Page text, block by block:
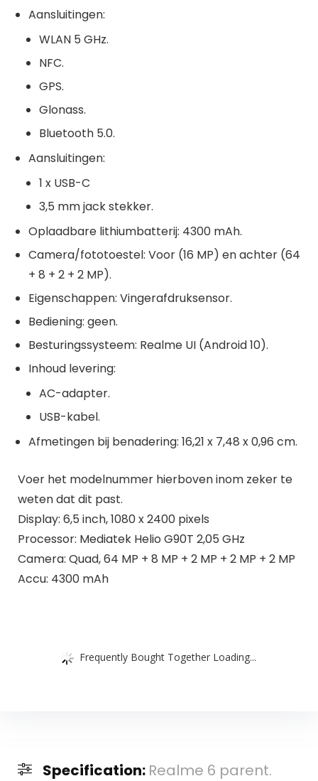
Aansluitingen:
WLAN 5 GHz.
NFC.
GPS.
Glonass.
Bluetooth 5.0.
Aansluitingen:
1 x USB-C
3,5 mm jack stekker.
Oplaadbare lithiumbatterij: 4300 mAh.
Camera/fototoestel: Voor (16 MP) en achter (64
+ 8 + 2 + 2 MP).
Eigenschappen: Vingerafdruksensor.
Bediening: geen.
Besturingssysteem: Realme UI (Android 10).
Inhoud levering:
AC-adapter.
USB-kabel.
Afmetingen bij benadering: 16,21 x 7,48 x 0,96 cm.
Voer het modelnummer hierboven inom zeker te
weten dat dit past.
Display: 6,5 inch, 1080 x 2400 pixels
Processor: Mediatek Helio G90T 2,05 GHz
Camera: Quad, 64 MP + 8 MP + 2 MP + 2 MP + 2 MP
Accu: 4300 mAh
Frequently Bought Together Loading...
Specification: Realme 6 parent.